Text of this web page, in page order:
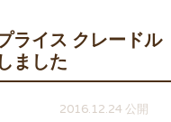
ライス クレードル
ました
2016.12.24 公開